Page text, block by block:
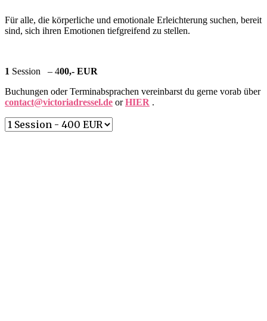
Für alle, die körperliche und emotionale Erleichterung suchen, bereit
sind, sich ihren Emotionen tiefgreifend zu stellen.
1 Session – 400,- EUR
Buchungen oder Terminabsprachen vereinbarst du gerne vorab über
contact@victoriadressel.de orHIER .